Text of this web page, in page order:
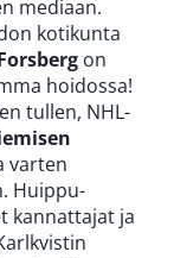
mediaan.
kotikunta
on
hoidossa!
tullen, NHL-
varten
Huippu-
kannattajat ja